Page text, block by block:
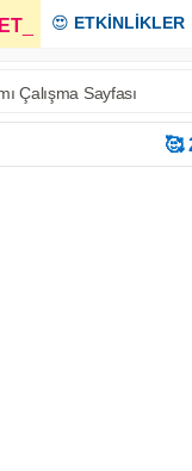
😍 ETKİNLİKLER
Çalışma Sayfası
🥰